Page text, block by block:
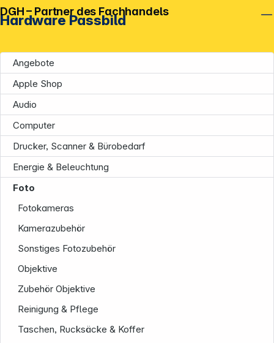
Hardware Passbild
Angebote
Apple Shop
Audio
Computer
Drucker, Scanner & Bürobedarf
Energie & Beleuchtung
Foto
Fotokameras
Kamerazubehör
Sonstiges Fotozubehör
Objektive
Zubehör Objektive
Reinigung & Pflege
Taschen, Rucksäcke & Koffer
DGH – Partner des Fachhandels